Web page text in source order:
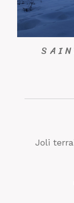
Joli